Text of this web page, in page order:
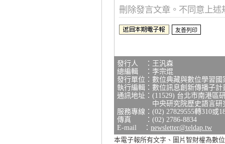
刪除發言文章。不同意上述
發行人 ：王汎森
總編輯 ：李宗焜
發行單位：數位典藏與數位學習
執行編輯：數位訊息創新傳播子計
通訊地址：(11529) 台北市南港區
中央研究院歷史語言研究
服務專線：(02) 27829555轉310或
傳真 ：(02) 2786-8834
E-mail ： newsletter@teldap.tw
本電子報所有文字、圖片智財權為數